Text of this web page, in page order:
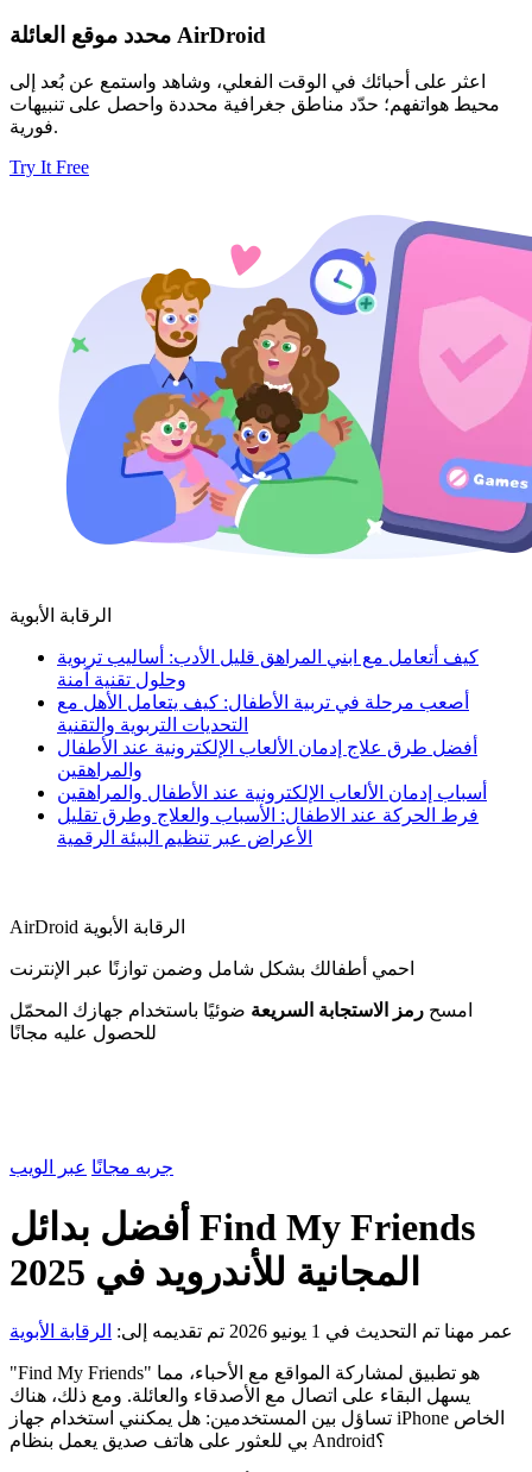
محدد موقع العائلة AirDroid
اعثر على أحبائك في الوقت الفعلي، وشاهد واستمع عن بُعد إلى
محيط هواتفهم؛ حدّد مناطق جغرافية محددة واحصل على تنبيهات
فورية.
Try It Free
الرقابة الأبوية
كيف أتعامل مع ابني المراهق قليل الأدب: أساليب تربوية
وحلول تقنية آمنة
أصعب مرحلة في تربية الأطفال: كيف يتعامل الأهل مع
التحديات التربوية والتقنية
أفضل طرق علاج إدمان الألعاب الإلكترونية عند الأطفال
والمراهقين
أسباب إدمان الألعاب الإلكترونية عند الأطفال والمراهقين
فرط الحركة عند الاطفال: الأسباب والعلاج وطرق تقليل
الأعراض عبر تنظيم البيئة الرقمية
AirDroid الرقابة الأبوية
احمي أطفالك بشكل شامل وضمن توازنًا عبر الإنترنت
امسح رمز الاستجابة السريعة ضوئيًا باستخدام جهازك المحمّل
للحصول عليه مجانًا
جربه مجانًا عبر الويب
أفضل بدائل Find My Friends
المجانية للأندرويد في 2025
عمر مهنا تم التحديث في 1 يونيو 2026 تم تقديمه إلى: الرقابة الأبوية
"Find My Friends" هو تطبيق لمشاركة المواقع مع الأحباء، مما
يسهل البقاء على اتصال مع الأصدقاء والعائلة. ومع ذلك، هناك
تساؤل بين المستخدمين: هل يمكنني استخدام جهاز iPhone الخاص
بي للعثور على هاتف صديق يعمل بنظام Android؟